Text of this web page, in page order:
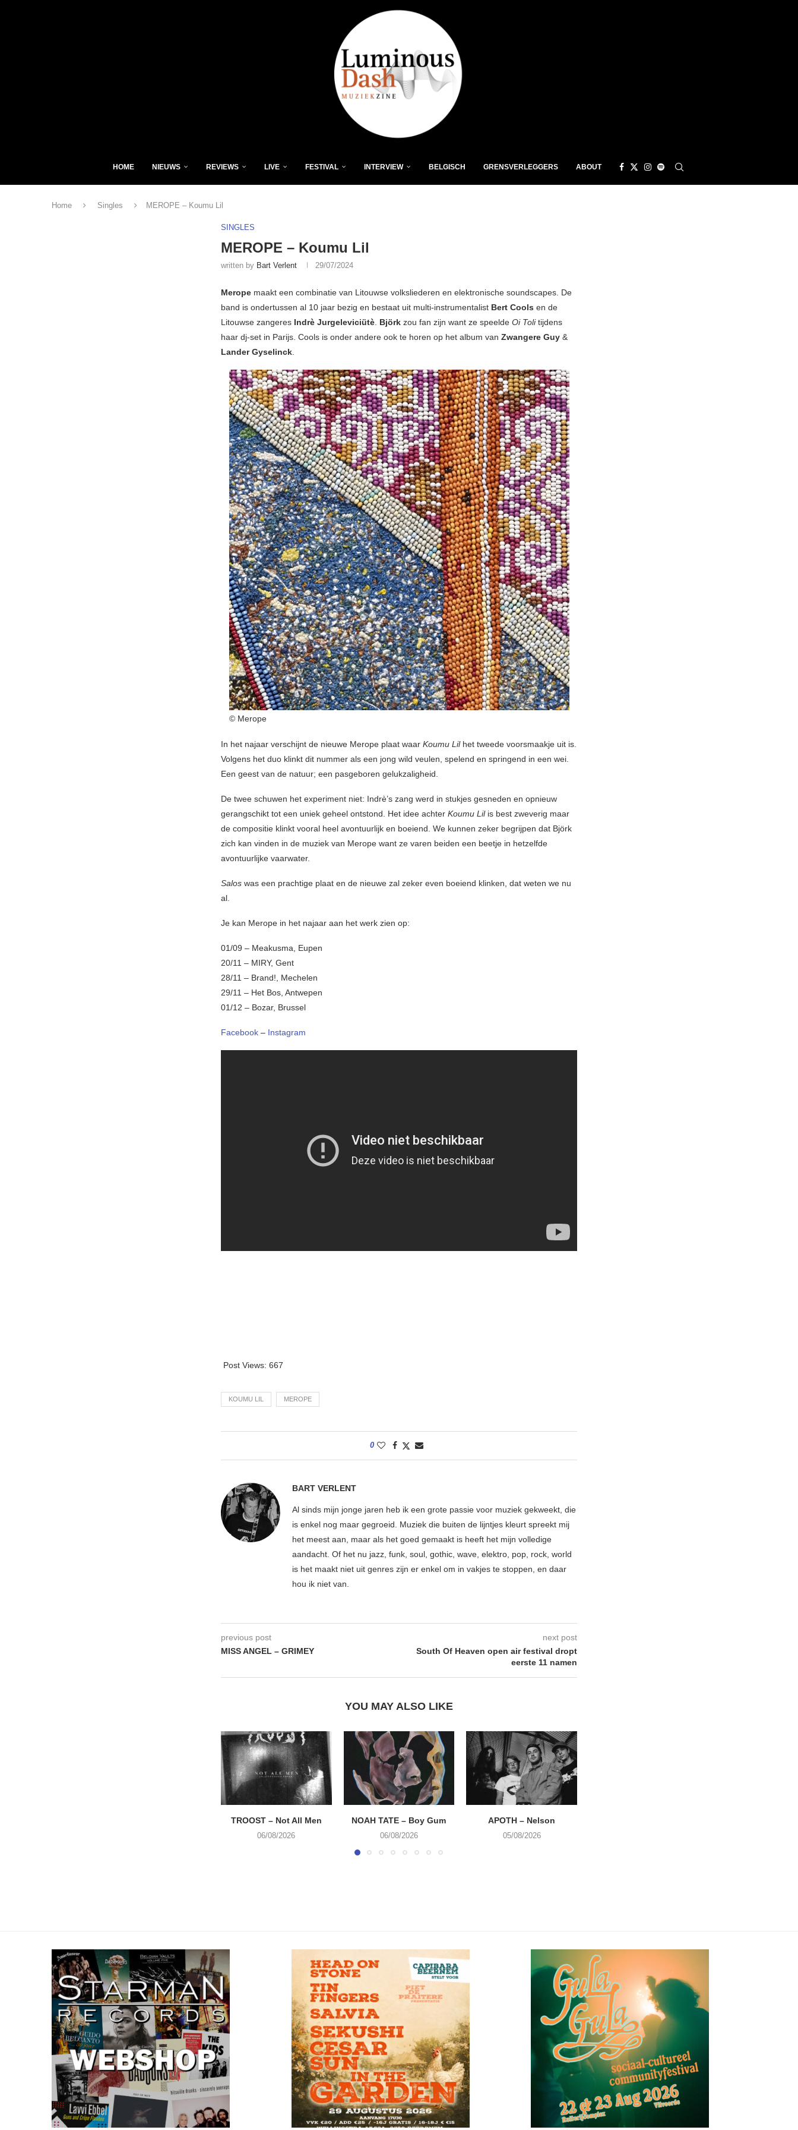
HOME NIEUWS REVIEWS LIVE FESTIVAL INTERVIEW BELGISCH GRENSVERLEGGERS ABOUT
Home Singles MEROPE – Koumu Lil
SINGLES
MEROPE – Koumu Lil
written by Bart Verlent 29/07/2024
Merope maakt een combinatie van Litouwse volksliederen en elektronische soundscapes. De
band is ondertussen al 10 jaar bezig en bestaat uit multi-instrumentalist Bert Cools en de
Litouwse zangeres Indrè Jurgeleviciütè. Björk zou fan zijn want ze speelde Oi Tolitijdens
haar dj-set in Parijs. Cools is onder andere ook te horen op het album van Zwangere Guy &
Lander Gyselinck.
© Merope
In het najaar verschijnt de nieuwe Merope plaat waar Koumu Lil het tweede voorsmaakje uit is.
Volgens het duo klinkt dit nummer als een jong wild veulen, spelend en springend in een wei.
Een geest van de natuur; een pasgeboren gelukzaligheid.
De twee schuwen het experiment niet: Indrè’s zang werd in stukjes gesneden en opnieuw
gerangschikt tot een uniek geheel ontstond. Het idee achter Koumu Lilis best zweverig maar
de compositie klinkt vooral heel avontuurlijk en boeiend. We kunnen zeker begrijpen dat Björk
zich kan vinden in de muziek van Merope want ze varen beiden een beetje in hetzelfde
avontuurlijke vaarwater.
Salos was een prachtige plaat en de nieuwe zal zeker even boeiend klinken, dat weten we nu
al.
Je kan Merope in het najaar aan het werk zien op:
01/09 – Meakusma, Eupen
20/11 – MIRY, Gent
28/11 – Brand!, Mechelen
29/11 – Het Bos, Antwepen
01/12 – Bozar, Brussel
Facebook – Instagram
Post Views: 667
KOUMU LIL MEROPE
0
BART VERLENT
Al sinds mijn jonge jaren heb ik een grote passie voor muziek gekweekt, die
is enkel nog maar gegroeid. Muziek die buiten de lijntjes kleurt spreekt mij
het meest aan, maar als het goed gemaakt is heeft het mijn volledige
aandacht. Of het nu jazz, funk, soul, gothic, wave, elektro, pop, rock, world
is het maakt niet uit genres zijn er enkel om in vakjes te stoppen, en daar
hou ik niet van.
previous post
MISS ANGEL – GRIMEY
next post
South Of Heaven open air festival dropt
eerste 11 namen
YOU MAY ALSO LIKE
TROOST – Not All Men
06/08/2026
NOAH TATE – Boy Gum
06/08/2026
APOTH – Nelson
05/08/2026